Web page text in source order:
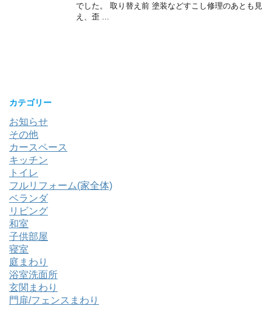
でした。 取り替え前 塗装などすこし修理のあとも見
え、歪 ...
カテゴリー
お知らせ
その他
カースペース
キッチン
トイレ
フルリフォーム(家全体)
ベランダ
リビング
和室
子供部屋
寝室
庭まわり
浴室洗面所
玄関まわり
門扉/フェンスまわり